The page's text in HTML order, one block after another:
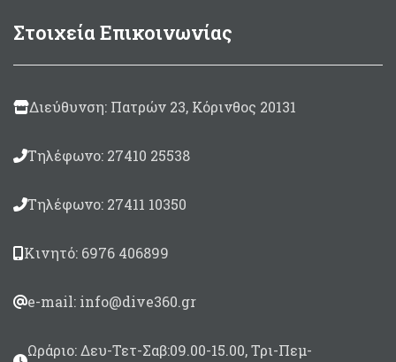
Στοιχεία Επικοινωνίας
Διεύθυνση: Πατρών 23, Κόρινθος 20131
Τηλέφωνο: 27410 25538
Τηλέφωνο: 27411 10350
Κινητό: 6976 406899
e-mail: info@dive360.gr
Ωράριο: Δευ-Τετ-Σαβ:09.00-15.00, Τρι-Πεμ-